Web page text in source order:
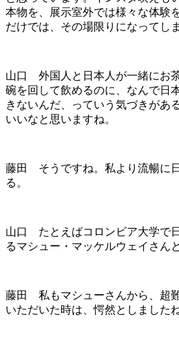
本物を、展示室外では様々な体験
だけでは、その場限りになってし
山口 外国人と日本人が一緒にお
碗を回して飲めるのに、なんで日
きないんだ、っていう気づきがあ
いいなと思いますね。
藤田 そうですね。私より流暢に
る。
山口 たとえばコロンビア大学で
るマシュー・マッケルウェイさんと
藤田 私もマシューさんから、超
いただいた時は、愕然としました